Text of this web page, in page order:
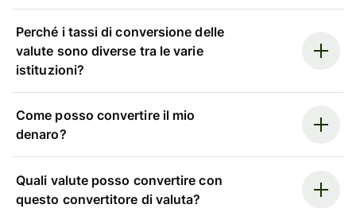
Perché i tassi di conversione delle
valute sono diverse tra le varie
istituzioni?
Come posso convertire il mio
denaro?
Quali valute posso convertire con
questo convertitore di valuta?